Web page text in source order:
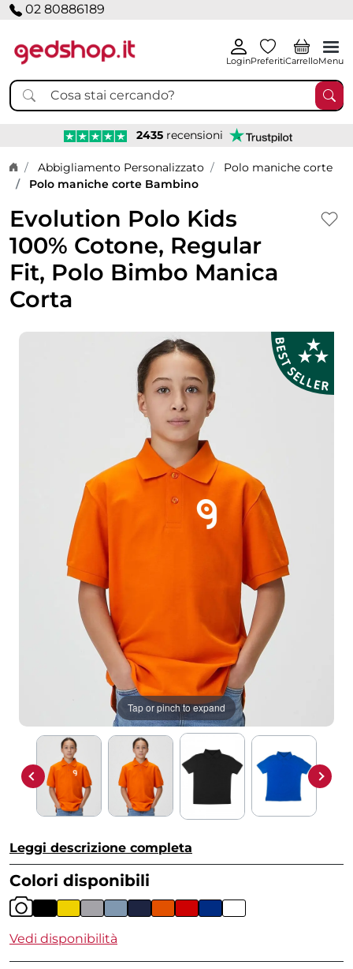
02 80886189
LoginPreferitiCarrelloMenu
2435 recensioni
Home page
Abbigliamento Personalizzato
Polo maniche corte
Polo maniche corte Bambino
Evolution Polo Kids
100% Cotone, Regular
Fit, Polo Bimbo Manica
Corta
Tap or pinch to expand
Leggi descrizione completa
Colori disponibili
Vedi disponibilità